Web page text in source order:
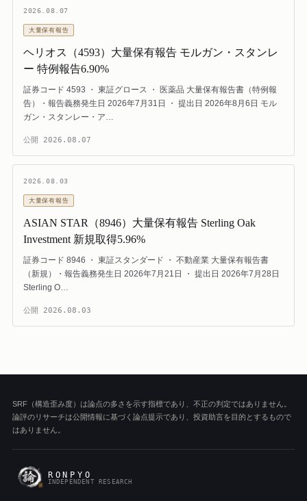
2026.08.07
大量保有報告
ヘリオス（4593）大量保有報告 モルガン・スタンレ
ー 特例報告6.90%
証券コード 4593 ・ 東証グロース ・ 医薬品 大量保有報告書（特例報
告）・報告義務発生日 2026年7月31日 ・ 提出日 2026年8月6日 モル
ガン・スタンレー・ア…
公開 2026.08.07
2026.08.03
大量保有報告
ASIAN STAR（8946）大量保有報告 Sterling Oak
Investment 新規取得5.96%
証券コード 8946 ・ 東証スタンダード ・ 不動産業 大量保有報告書
（新規）・報告義務発生日 2026年7月21日 ・ 提出日 2026年7月28日
Sterling O…
公開 2026.08.03
SRF（構造歪み度）は論点の多さを示す指標であり、不正の判定ではありません。
論評のリサーチは公開情報に基づく論点提示であり、投資助言を目的とするもので
はありません。
RONPYO
INDEPENDENT RESEARCH